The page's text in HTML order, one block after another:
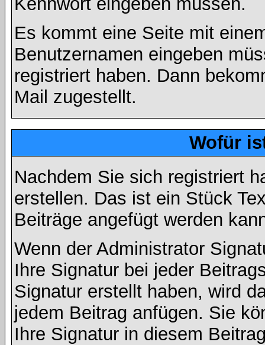
Es kommt eine Seite mit
Benutzernamen eingeben
registriert haben. Dann
Mail zugestellt.
Wofür
Nachdem Sie sich registriert
erstellen. Das ist ein Stück
Beiträge angefügt werden
Wenn der Administrator
Ihre Signatur bei jeder
Signatur erstellt haben, wird
jedem Beitrag anfügen. Sie
Ihre Signatur in diesem